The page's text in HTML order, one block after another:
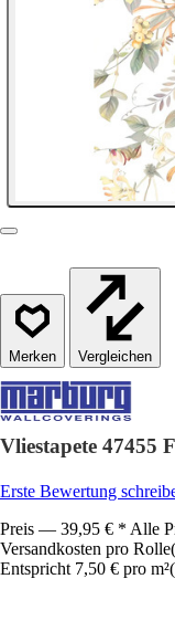
Vergleichen
Vliestapete 47455
Erste Bewertung
Preis — 39,95 € * Alle
Versandkosten pro
Entspricht 7,50 € pro m²(